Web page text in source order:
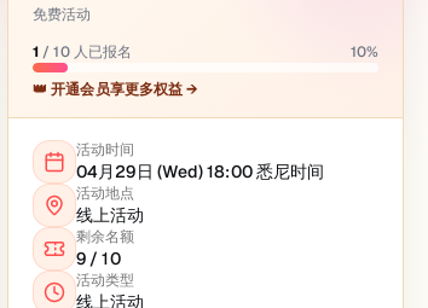
免费活动
1 /10人已报名 10%
👑 开通会员享更多权益 →
活动时间
04月29日 (Wed) 18:00悉尼时间
活动地点
线上活动
剩余名额
9 / 10
活动类型
线上活动